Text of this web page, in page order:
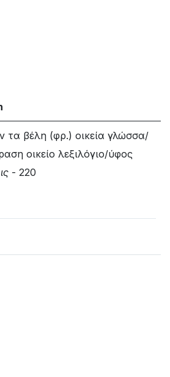
τα βέλη (φρ.) οικεία γλώσσα/
οικείο λεξιλόγιο/ύφος
- 220